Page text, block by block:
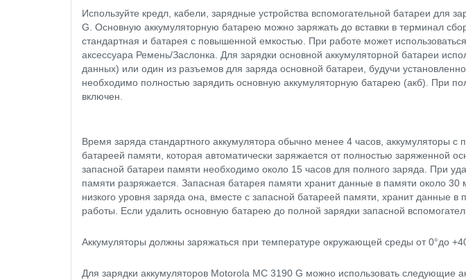
Используйте кредл, кабели, зарядные устройства вспомогательной батареи для
G. Основную аккумуляторную батарею можно заряжать до вставки в терминал
стандартная и батарея с повышенной емкостью. При работе может
аксессуара Ремень/Заслонка. Для зарядки основной аккумуляторной батареи
данных) или один из разъемов для заряда основной батареи, будучи
необходимо полностью зарядить основную аккумуляторную батарею (акб). При
включен.
Время заряда стандартного аккумулятора обычно менее 4 часов, аккумуляторы с
батареей памяти, которая автоматически заряжается от полностью заряженной
запасной батареи памяти необходимо около 15 часов для полного заряда. При
памяти разряжается. Запасная батарея памяти хранит данные в памяти около
низкого уровня заряда она, вместе с запасной батареей памяти, хранит
работы. Если удалить основную батарею до полной зарядки запасной
Аккумуляторы должны заряжаться при температуре окружающей среды от 0°до
Для зарядки аккумуляторов Motorola MC 3190 G можно использовать следующие